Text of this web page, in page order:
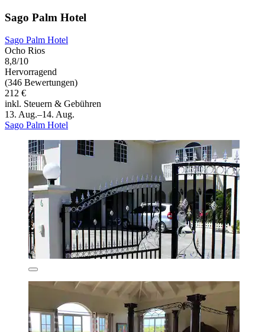
Sago Palm Hotel
Sago Palm Hotel
Ocho Rios
8,8/10
Hervorragend
(346 Bewertungen)
212 €
inkl. Steuern & Gebühren
13. Aug.–14. Aug.
Sago Palm Hotel